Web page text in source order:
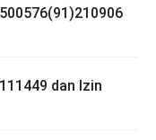
dan Izin